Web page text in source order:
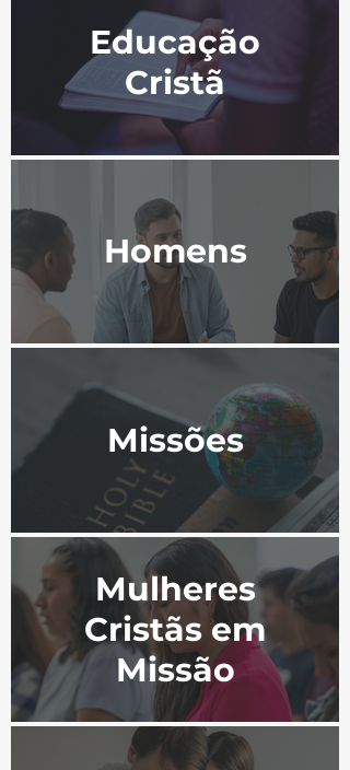
Educação
Cristã
Homens
Missões
Mulheres
Cristãs em
Missão